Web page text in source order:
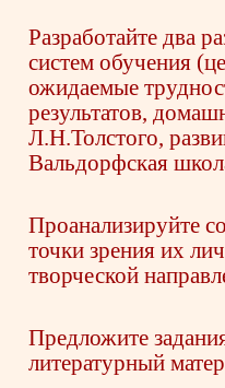
Разработайте два
систем обучения
ожидаемые
результатов,
Л.Н.Толстого,
Вальдорфская
Проанализируйте
точки зрения их
творческой
Предложите
литературный